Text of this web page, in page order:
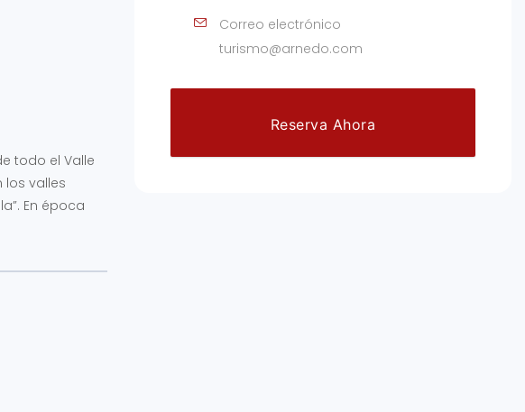
todo el Valle
los valles
En época
Correo electrónico
turismo@arnedo.com
Reserva Ahora